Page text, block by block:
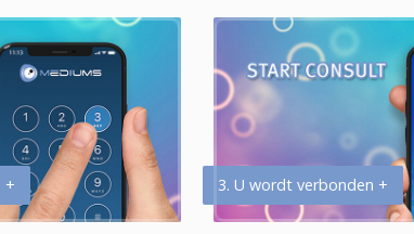
+ 3. U wordt verbonden +